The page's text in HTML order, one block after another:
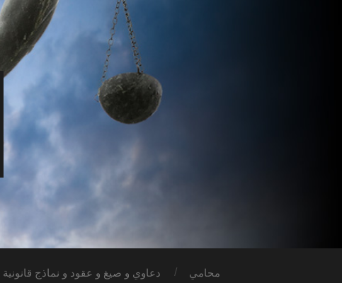
محامي دعاوي و صيغ و عقود و نماذج قانونية